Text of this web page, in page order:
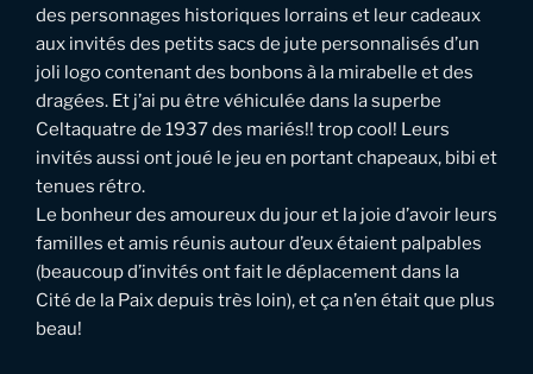
des personnages historiques lorrains et leur cadeaux
aux invités des petits sacs de jute personnalisés d’un
joli logo contenant des bonbons à la mirabelle et des
dragées. Et j’ai pu être véhiculée dans la superbe
Celtaquatre de 1937 des mariés!! trop cool! Leurs
invités aussi ont joué le jeu en portant chapeaux, bibi et
tenues rétro.
Le bonheur des amoureux du jour et la joie d’avoir leurs
familles et amis réunis autour d’eux étaient palpables
(beaucoup d’invités ont fait le déplacement dans la
Cité de la Paix depuis très loin), et ça n’en était que plus
beau!